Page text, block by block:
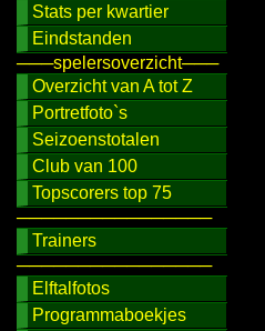
Stats per kwartier
Eindstanden
───spelersoverzicht───
Overzicht van A tot Z
Portretfoto`s
Seizoenstotalen
Club van 100
Topscorers top 75
────────────────
Trainers
────────────────
Elftalfotos
Programmaboekjes